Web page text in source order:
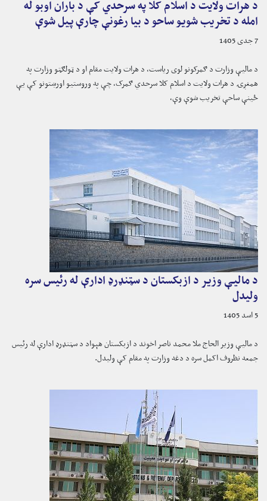
د هرات ولایت د اسلام کلا په سرحدي کې د باران اوبو له
امله د تخریب شویو ساحو د بیا رغونې چارې پیل شوې
7 جدی 1405
د مالیې وزارت د ګمرکونو لوی ریاست، د هرات ولایت مقام او د ټولګټو وزارت په
همغږۍ د هرات ولایت د اسلام کلا سرحدي ګمرک، چې په وروستیو اورښتونو کې یې
ځینې ساحې تخریب شوې وې،
د مالیې وزیر د ازبکستان د سټنډرډ ادارې له رئیس سره
ولیدل
5 اسد 1405
د ماليې وزیر الحاج ملا محمد ناصر اخوند د ازبکستان هېواد د سټنډرډ ادارې له رئیس
جمعه نظروف اکمل سره د دغه وزارت په مقام کې ولیدل.